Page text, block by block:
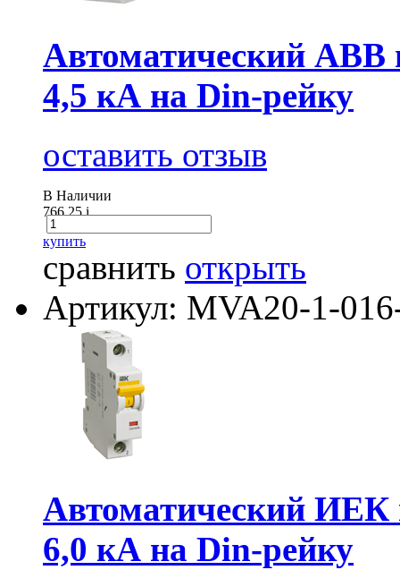
Автоматический АВВ
4,5 кА на Din-рейку
оставить отзыв
В Наличии
766.25i
купить
сравнить открыть
Артикул: MVA20-1-
Автоматический
6,0 кА на Din-рейку